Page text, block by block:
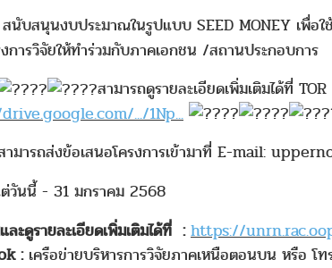
สนับสนุนงบประมาณในรูปแบบ SEED MONEY เพื่อ
งการวิจัยให้ทำร่วมกับภาคเอกชน /สถานประกอบการ
สามารถดูรายละเอียดเพิ่มเติมได้ที่
.../1Np...
ามารถส่งข้อเสนอโครงการเข้ามาที่ E-mail:
วันนี้ - 31 มกราคม 2568
ะดูรายละเอียดเพิ่มเติมได้ที่ :https://
:เครือข่ายบริหารการวิจัยภาคเหนือตอนบน หรือ โ